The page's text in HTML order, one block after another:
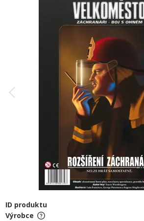
ID produktu
Výrobce